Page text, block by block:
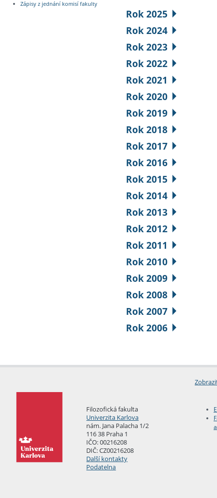
Zápisy z jednání komisí fakulty
Rok 2025
Rok 2024
Rok 2023
Rok 2022
Rok 2021
Rok 2020
Rok 2019
Rok 2018
Rok 2017
Rok 2016
Rok 2015
Rok 2014
Rok 2013
Rok 2012
Rok 2011
Rok 2010
Rok 2009
Rok 2008
Rok 2007
Rok 2006
Filozofická fakulta
Univerzita Karlova
nám. Jana Palacha 1/2
116 38 Praha 1
IČO: 00216208
DIČ: CZ00216208
Další kontakty
Podatelna